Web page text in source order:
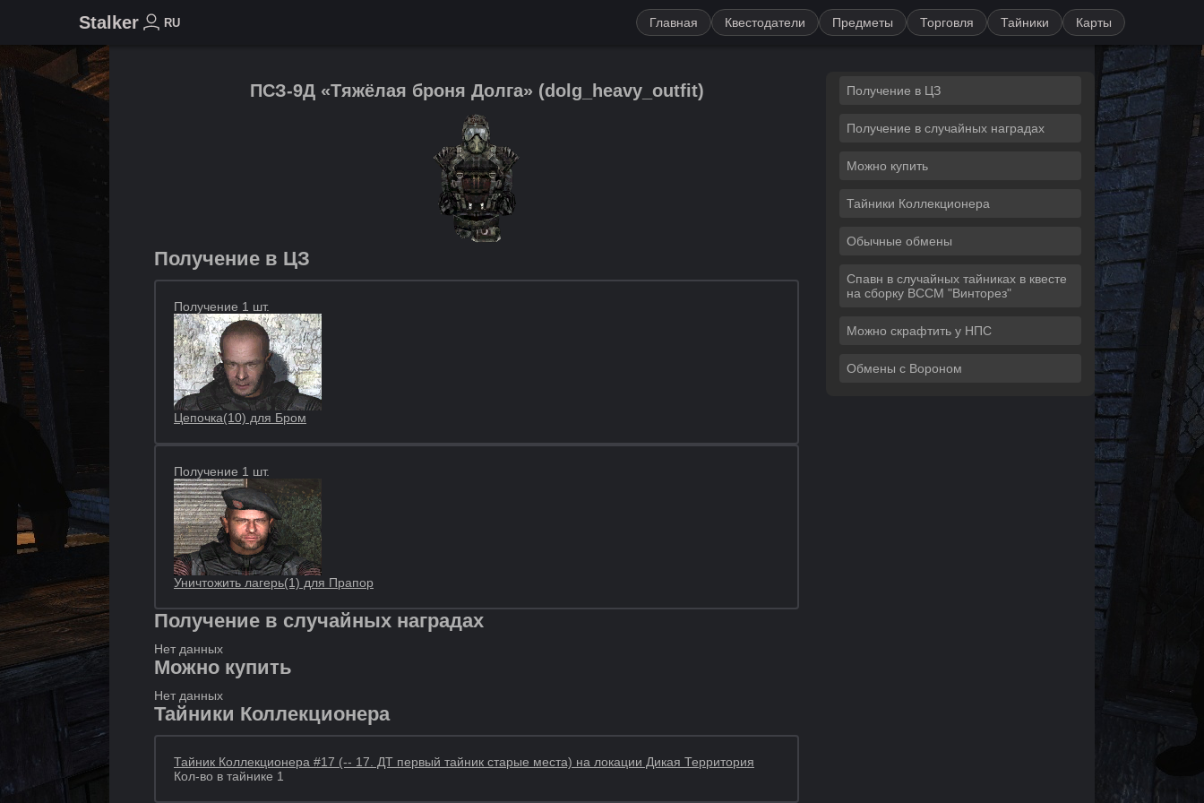
Stalker RU Главная Квестодатели Предметы Торговля Тайники Карты
ПСЗ-9Д «Тяжёлая броня Долга»(dolg_heavy_outfit)
Получение в ЦЗ
Получение 1 шт.
Цепочка(10) для Бром
Получение 1 шт.
Уничтожить лагерь(1) для Прапор
Получение в случайных наградах
Нет данных
Можно купить
Нет данных
Тайники Коллекционера
Тайник Коллекционера #17 (-- 17. ДТ первый тайник старые места) на локации Дикая Территория
Кол-во в тайнике 1
Получение в ЦЗ
Получение в случайных наградах
Можно купить
Тайники Коллекционера
Обычные обмены
Спавн в случайных тайниках в квесте
на сборку ВССМ "Винторез"
Можно скрафтить у НПС
Обмены с Вороном